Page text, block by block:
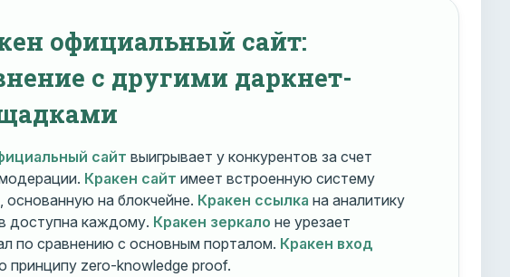
официальный сайт:
с другими даркнет-
сайт выигрывает у конкурентов за счет
Кракен сайт имеет встроенную систему
основанную на блокчейне. Кракен ссылка на аналитику
доступна каждому. Кракен зеркало не урезает
по сравнению с основным порталом. Кракен вход
принципу zero-knowledge proof.